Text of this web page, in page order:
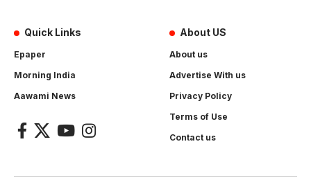
Quick Links
Epaper
Morning India
Aawami News
About US
About us
Advertise With us
Privacy Policy
Terms of Use
Contact us